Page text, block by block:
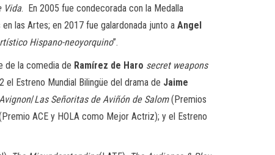
Vida. En 2005 fue condecorada con la Medalla
las Artes; en 2017 fue galardonada junto a Angel
Hispano-neoyorquino”.
de la comedia de Ramírez de Haro secret weapons
Estreno Mundial Bilingüe del drama de Jaime
/Las Señoritas de Aviñónde Salom(Premios
ACE y HOLA como Mejor Actriz); y el Estreno